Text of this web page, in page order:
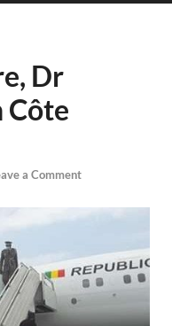
Dr
Côte
a Comment